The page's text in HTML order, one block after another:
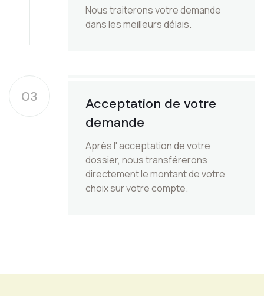
Nous traiterons votre demande
dans les meilleurs délais.
03
Acceptation de votre
demande
Après l' acceptation de votre
dossier, nous transférerons
directement le montant de votre
choix sur votre compte.